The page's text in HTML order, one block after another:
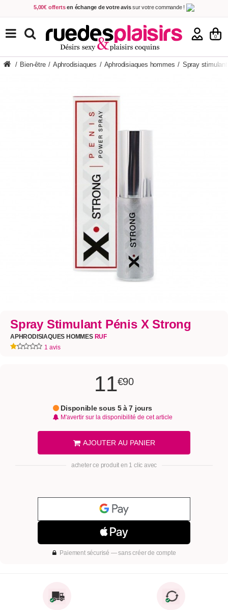
5,00€ offerts en échange de votre avissur votre commande !
Achetez aujourd'hui. Décidez quand payer !
Livraison en 48h
au prix de 2,90 € ! (Offerte dès 69,00€ d'achat)
0
TOUS NOS PRODUITS
/ Bien-être / Aphrodisiaques / Aphrodisiaques hommes / Spray
Spray Stimulant Pénis X Strong
APHRODISIAQUES HOMMES RUF
1 avis
11€90
Disponible sous 5 à 7 jours
M'avertir sur la disponibilité de cet article
AJOUTER AU PANIER
acheter ce produit en 1 clic avec
Paiement sécurisé — sans créer de compte